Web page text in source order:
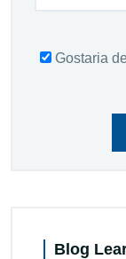
Gostaria
Blog